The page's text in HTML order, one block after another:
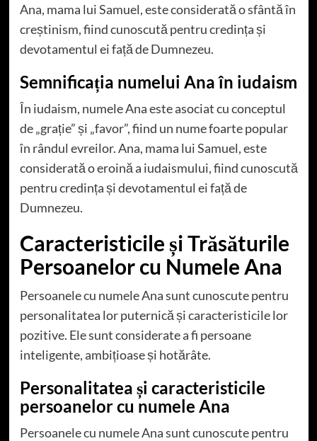
Ana, mama lui Samuel, este considerată o sfântă în
creștinism, fiind cunoscută pentru credința și
devotamentul ei față de Dumnezeu.
Semnificația numelui Ana în iudaism
În iudaism, numele Ana este asociat cu conceptul
de „grație” și „favor”, fiind un nume foarte popular
în rândul evreilor. Ana, mama lui Samuel, este
considerată o eroină a iudaismului, fiind cunoscută
pentru credința și devotamentul ei față de
Dumnezeu.
Caracteristicile și Trăsăturile
Persoanelor cu Numele Ana
Persoanele cu numele Ana sunt cunoscute pentru
personalitatea lor puternică și caracteristicile lor
pozitive. Ele sunt considerate a fi persoane
inteligente, ambițioase și hotărâte.
Personalitatea și caracteristicile
persoanelor cu numele Ana
Persoanele cu numele Ana sunt cunoscute pentru